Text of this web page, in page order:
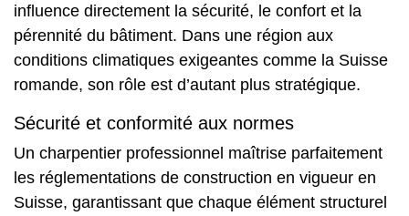
influence directement la sécurité, le confort et la
pérennité du bâtiment. Dans une région aux
conditions climatiques exigeantes comme la Suisse
romande, son rôle est d’autant plus stratégique.
Sécurité et conformité aux normes
Un charpentier professionnel maîtrise parfaitement
les réglementations de construction en vigueur en
Suisse, garantissant que chaque élément structurel